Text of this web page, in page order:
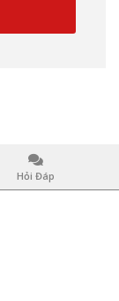
Hỏi Đáp